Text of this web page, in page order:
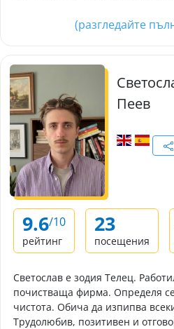
(разгледайте
Пеев
9.6/10
рейтинг
23
посещения
Светослав е зодия Телец.
почистваща фирма. Определя
чистота. Обича да изпипва
Трудолюбив, позитивен и